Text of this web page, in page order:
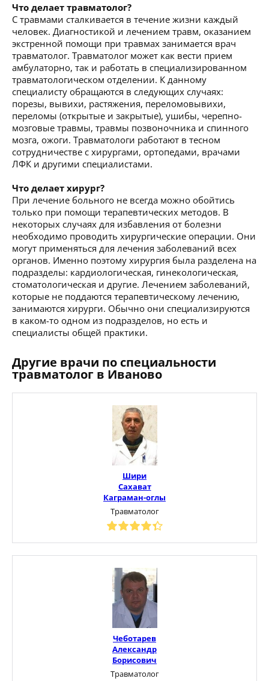
Что делает травматолог?
С травмами сталкивается в течение жизни каждый
человек. Диагностикой и лечением травм, оказанием
экстренной помощи при травмах занимается врач
травматолог. Травматолог может как вести прием
амбулаторно, так и работать в специализированном
травматологическом отделении. К данному
специалисту обращаются в следующих случаях:
порезы, вывихи, растяжения, переломовывихи,
переломы (открытые и закрытые), ушибы, черепно-
мозговые травмы, травмы позвоночника и спинного
мозга, ожоги. Травматологи работают в тесном
сотрудничестве с хирургами, ортопедами, врачами
ЛФК и другими специалистами.
Что делает хирург?
При лечение больного не всегда можно обойтись
только при помощи терапевтических методов. В
некоторых случаях для избавления от болезни
необходимо проводить хирургические операции. Они
могут применяться для лечения заболеваний всех
органов. Именно поэтому хирургия была разделена на
подразделы: кардиологическая, гинекологическая,
стоматологическая и другие. Лечением заболеваний,
которые не поддаются терапевтическому лечению,
занимаются хирурги. Обычно они специализируются
в каком-то одном из подразделов, но есть и
специалисты общей практики.
Другие врачи по специальности
травматолог в Иваново
Шири
Сахават
Каграман-оглы
Травматолог
Чеботарев
Александр
Борисович
Травматолог